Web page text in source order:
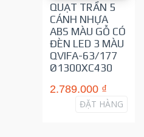
QUẠT TRẦN 5
CÁNH NHỰA
ABS MÀU GỖ CÓ
ĐÈN LED 3 MÀU
QVIFA-63/177
Ø1300XC430
2.789.000 ₫
ĐẶT HÀNG